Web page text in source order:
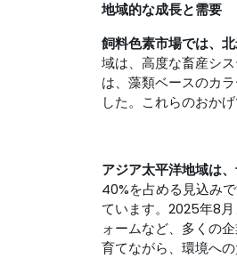
地域的な成長と需要
飼料色素市場では、
域は、高度な畜産シ
は、藻類ベースのカ
した。これらのおか
アジア太平洋地域は
40%を占める見込み
ています。2025年8
ォームなど、多くの
育てながら、環境へ